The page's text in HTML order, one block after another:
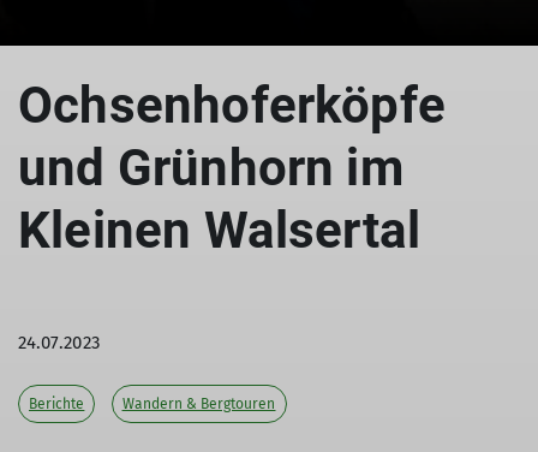
Ochsenhoferköpfe
und Grünhorn im
Kleinen Walsertal
24.07.2023
Berichte Wandern & Bergtouren